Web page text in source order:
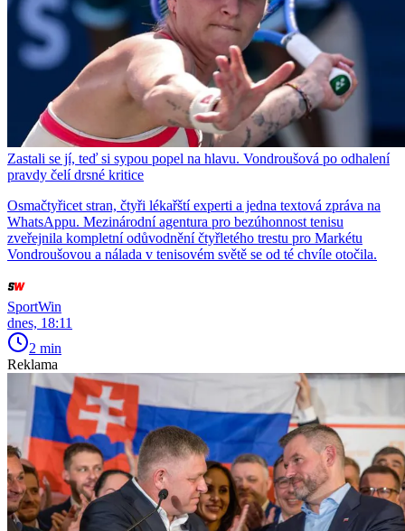
Zastali se jí, teď si sypou popel na hlavu. Vondroušová po odhalení
pravdy čelí drsné kritice
Osmačtyřicet stran, čtyři lékařští experti a jedna textová zpráva na
WhatsAppu. Mezinárodní agentura pro bezúhonnost tenisu
zveřejnila kompletní odůvodnění čtyřletého trestu pro Markétu
Vondroušovou a nálada v tenisovém světě se od té chvíle otočila.
SportWin
dnes, 18:11
2 min
Reklama